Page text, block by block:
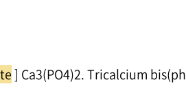
] Ca3(PO4)2. Tricalcium bis(ph